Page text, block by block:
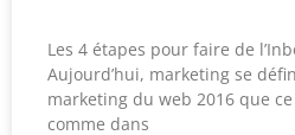
Les 4 étapes pour faire de
Aujourd’hui, marketing se
marketing du web 2016 que
comme dans